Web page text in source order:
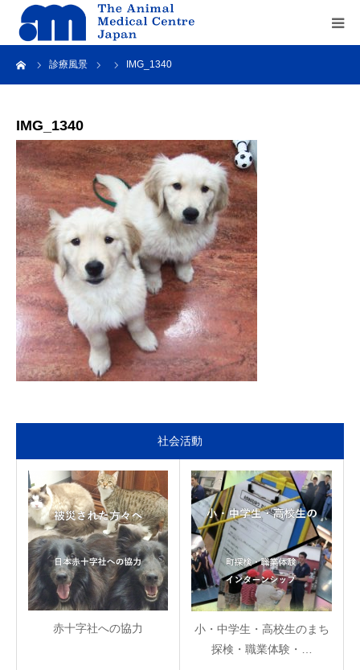
診療風景 IMG_1340
IMG_1340
社会活動
赤十字社への協力
小・中学生・高校生のまち
探検・職業体験・…
Home
service
recruit
contact us